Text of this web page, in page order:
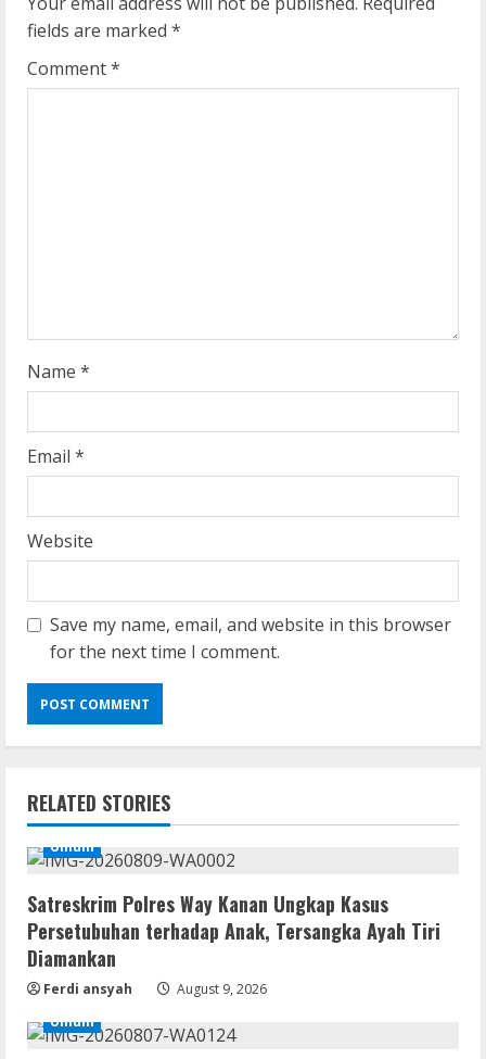
R
e
g
fields are marked *
Comment*
Name *
Email *
Website
Save my name, email, and website in this browser
for the next time I comment.
RELATED STORIES
Umum
Satreskrim Polres Way Kanan Ungkap Kasus
Persetubuhan terhadap Anak, Tersangka Ayah Tiri
Diamankan
Ferdi ansyah
August 9, 2026
Umum
2
3
Resettools
[Final] (x64) Final FileCR
August 9, 2026
Img
Debloated Tоrrеnt